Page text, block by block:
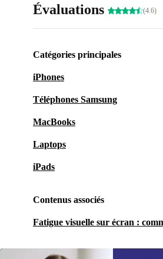
Évaluations (4.6)
Catégories principales
iPhones
Téléphones Samsung
MacBooks
Laptops
iPads
Contenus associés
Fatigue visuelle sur écran :